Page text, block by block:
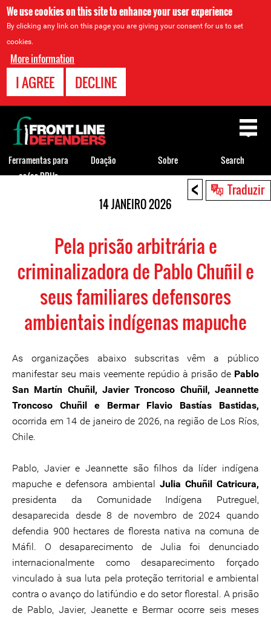
We use cookies on this site to enhance your user experience
By clicking any link on this page you are giving your consent for us to set
cookies.
More information
I AGREE DECLINE
< Traduzir
14 JANEIRO 2026
Pela prisão arbitrária e
criminalizadora de Pablo Chuñil e
seus familiares defensores
ambientais indígenas mapuche
As organizações abaixo subscritas vêm a público
manifestar seu mais veemente repúdio à prisão de Pablo
San Martín Chuñil, Javier Troncoso Chuñil, Jeannette
Troncoso Chuñil e Bermar Flavio Bastías Bastidas,
ocorrida em 14 de janeiro de 2026, na região de Los Ríos,
Chile.
Pablo, Javier e Jeannette são filhos da líder indígena
mapuche e defensora ambiental Julia Chuñil Catricura,
presidenta da Comunidade Indígena Putreguel,
desaparecida desde 8 de novembro de 2024 quando
defendia 900 hectares de floresta nativa na comuna de
Máfil. O desaparecimento de Julia foi denunciado
internacionalmente como desaparecimento forçado
vinculado à sua luta pela proteção territorial e ambiental
contra o avanço do latifúndio e do setor florestal. A prisão
de Pablo, Javier, Jeanette e Bermar ocorre seis meses
Back
to
top
Ferramentas para
os/as DDHs
Doação Sobre Search